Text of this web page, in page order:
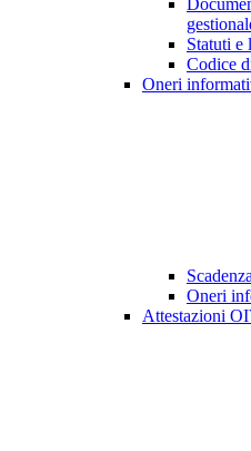
Statuti e
Codice
Oneri
Oneri
Attestazioni